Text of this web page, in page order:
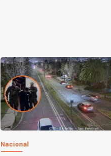
Nacional